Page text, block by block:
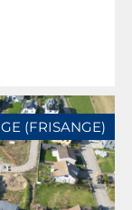
(FRISANGE)